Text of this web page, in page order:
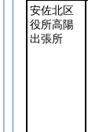
安佐北区
役所高陽
出張所